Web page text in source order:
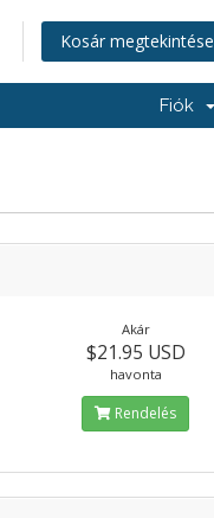
Kosár megtekintése
Fiók
Akár
$21.95 USD
havonta
Rendelés